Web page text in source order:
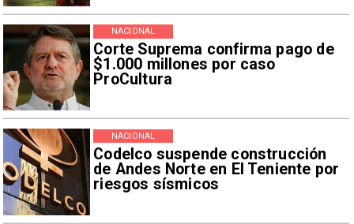
Corte Suprema confirma pago de
$1.000 millones por caso
ProCultura
NACIONAL
Codelco suspende construcción
de Andes Norte en El Teniente por
riesgos sísmicos
NACIONAL